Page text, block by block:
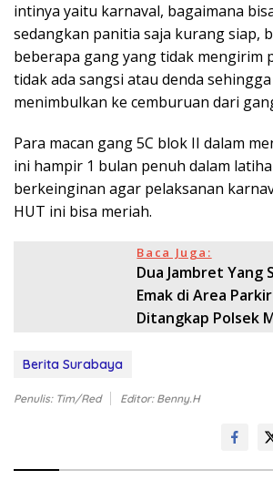
intinya yaitu karnaval, bagaimana
sedangkan panitia saja kurang siap,
beberapa gang yang tidak mengirim
tidak ada sangsi atau denda
menimbulkan ke cemburuan dari
Para macan gang 5C blok II dalam
ini hampir 1 bulan penuh dalam
berkeinginan agar pelaksanan
HUT ini bisa meriah.
Baca Juga:
Dua Jambret Yang
Emak di Area
Ditangkap Polsek
Berita Surabaya
Penulis: Tim/Red Editor: Benny.H